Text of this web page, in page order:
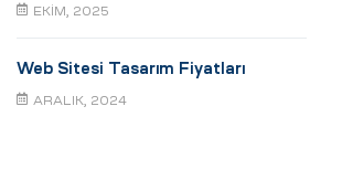
EKIM, 2025
Web Sitesi Tasarım Fiyatları
ARALIK, 2024